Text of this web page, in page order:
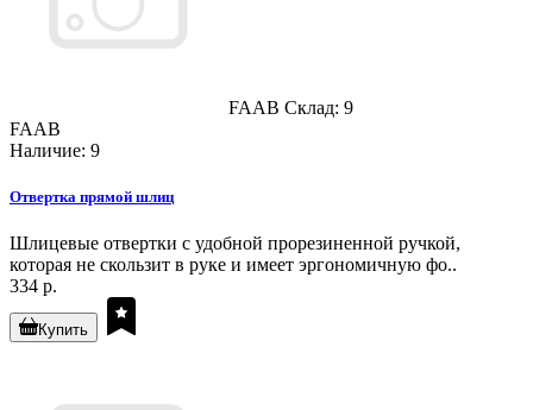
FAAB Склад: 9
FAAB
Наличие: 9
Отвертка прямой шлиц
Шлицевые отвертки с удобной прорезиненной ручкой,
которая не скользит в руке и имеет эргономичную фо..
334 р.
Купить